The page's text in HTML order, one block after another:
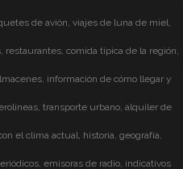
de avión, viajes de luna de miel,
restaurantes, comida típica de la región,
información de cómo llegar y
transporte urbano, alquiler de
el clima actual, historia, geografía,
emisoras de radio, indicativos